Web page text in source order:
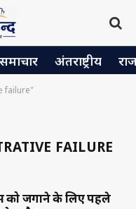
अंतराष्ट्रीय
failure"
FAILURE
को जगाने के लिए पहले